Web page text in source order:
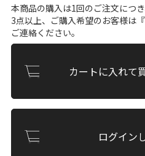
本商品の購入は1回のご注文につ
3点以上、ご購入希望のお客様は『
ご連絡ください。
カートに入れて
ログイン